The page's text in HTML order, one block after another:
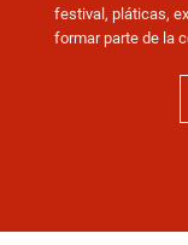
festival, pláticas,
formar parte de la